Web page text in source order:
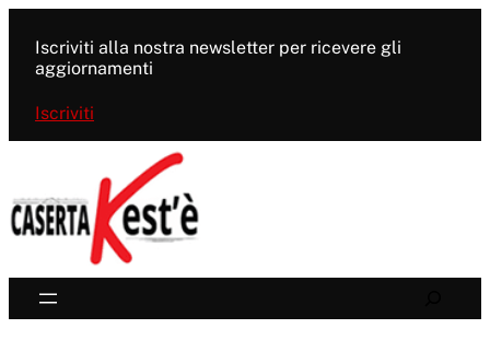
contenuto
Iscriviti alla nostra newsletter per ricevere gli
aggiornamenti
Iscriviti